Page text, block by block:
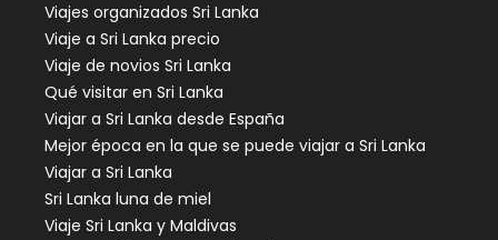
Viajes organizados Sri Lanka
Viaje a Sri Lanka precio
Viaje de novios Sri Lanka
Qué visitar en Sri Lanka
Viajar a Sri Lanka desde España
Mejor época en la que se puede viajar a Sri Lanka
Viajar a Sri Lanka
Sri Lanka luna de miel
Viaje Sri Lanka y Maldivas